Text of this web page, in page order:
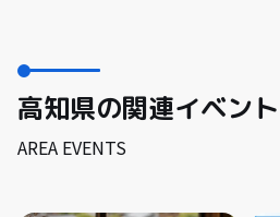
高知県の関連イベント
AREA EVENTS